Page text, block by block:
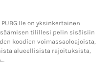
on yksinkertainen
tilillesi pelin sisäisiin
koodien voimassaoloajoista,
alueellisista rajoituksista,